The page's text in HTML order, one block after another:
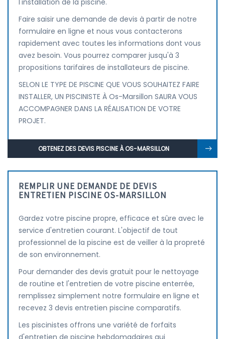
l'installation de la piscine.
Faire saisir une demande de devis à partir de notre
formulaire en ligne et nous vous contacterons
rapidement avec toutes les informations dont vous
avez besoin. Vous pourrez comparer jusqu'à 3
propositions tarifaires de installateurs de piscine.
SELON LE TYPE DE PISCINE QUE VOUS SOUHAITEZ FAIRE
INSTALLER, UN PISCINISTE À Os-Marsillon SAURA VOUS
ACCOMPAGNER DANS LA RÉALISATION DE VOTRE
PROJET.
OBTENEZ DES DEVIS PISCINE À OS-MARSILLON
REMPLIR UNE DEMANDE DE DEVIS
ENTRETIEN PISCINE OS-MARSILLON
Gardez votre piscine propre, efficace et sûre avec le
service d'entretien courant. L'objectif de tout
professionnel de la piscine est de veiller à la propreté
de son environnement.
Pour demander des devis gratuit pour le nettoyage
de routine et l'entretien de votre piscine enterrée,
remplissez simplement notre formulaire en ligne et
recevez 3 devis entretien piscine comparatifs.
Les piscinistes offrons une variété de forfaits
d'entretien de piscine hebdomadaires qui